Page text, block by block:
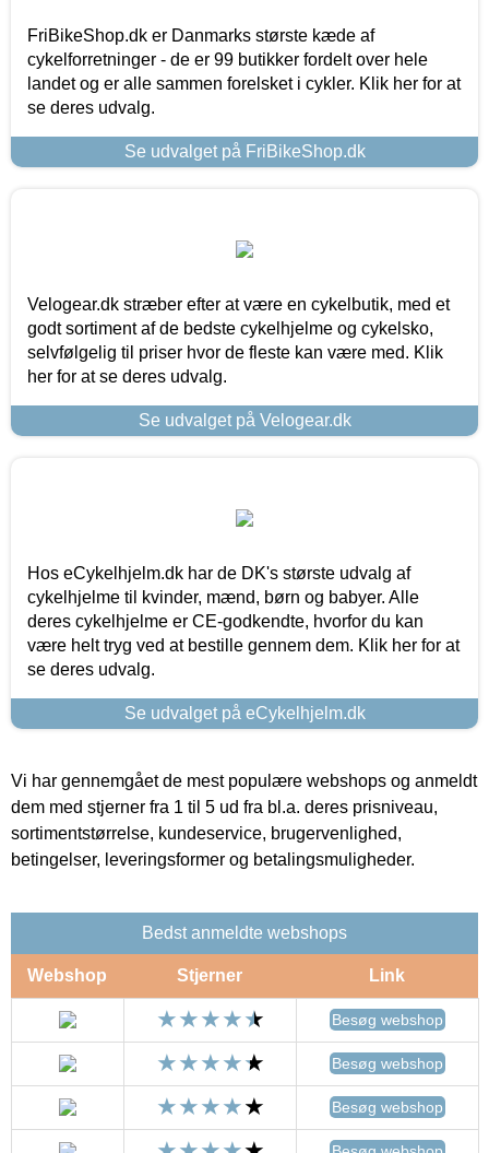
FriBikeShop.dk er Danmarks største kæde af
cykelforretninger - de er 99 butikker fordelt over hele
landet og er alle sammen forelsket i cykler. Klik her for at
se deres udvalg.
Se udvalget på FriBikeShop.dk
Velogear.dk stræber efter at være en cykelbutik, med et
godt sortiment af de bedste cykelhjelme og cykelsko,
selvfølgelig til priser hvor de fleste kan være med. Klik
her for at se deres udvalg.
Se udvalget på Velogear.dk
Hos eCykelhjelm.dk har de DK's største udvalg af
cykelhjelme til kvinder, mænd, børn og babyer. Alle
deres cykelhjelme er CE-godkendte, hvorfor du kan
være helt tryg ved at bestille gennem dem. Klik her for at
se deres udvalg.
Se udvalget på eCykelhjelm.dk
Vi har gennemgået de mest populære webshops og anmeldt
dem med stjerner fra 1 til 5 ud fra bl.a. deres prisniveau,
sortimentstørrelse, kundeservice, brugervenlighed,
betingelser, leveringsformer og betalingsmuligheder.
Bedst anmeldte webshops
Webshop Stjerner Link
Besøg webshop
Besøg webshop
Besøg webshop